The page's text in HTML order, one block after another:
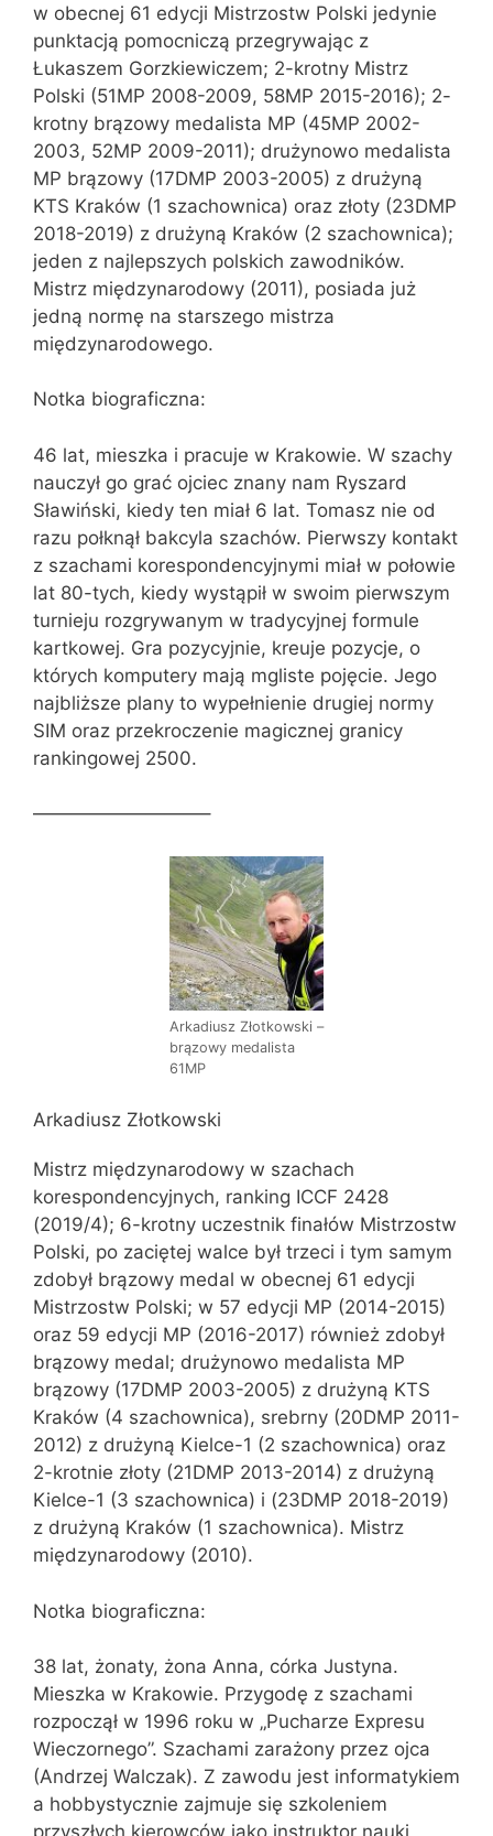
w obecnej 61 edycji Mistrzostw Polski jedynie
punktacją pomocniczą przegrywając z
Łukaszem Gorzkiewiczem; 2-krotny Mistrz
Polski (51MP 2008-2009, 58MP 2015-2016); 2-
krotny brązowy medalista MP (45MP 2002-
2003, 52MP 2009-2011); drużynowo medalista
MP brązowy (17DMP 2003-2005) z drużyną
KTS Kraków (1 szachownica) oraz złoty (23DMP
2018-2019) z drużyną Kraków (2 szachownica);
jeden z najlepszych polskich zawodników.
Mistrz międzynarodowy (2011), posiada już
jedną normę na starszego mistrza
międzynarodowego.
Notka biograficzna:
46 lat, mieszka i pracuje w Krakowie. W szachy
nauczył go grać ojciec znany nam Ryszard
Sławiński, kiedy ten miał 6 lat. Tomasz nie od
razu połknął bakcyla szachów. Pierwszy kontakt
z szachami korespondencyjnymi miał w połowie
lat 80-tych, kiedy wystąpił w swoim pierwszym
turnieju rozgrywanym w tradycyjnej formule
kartkowej. Gra pozycyjnie, kreuje pozycje, o
których komputery mają mgliste pojęcie. Jego
najbliższe plany to wypełnienie drugiej normy
SIM oraz przekroczenie magicznej granicy
rankingowej 2500.
—————————–
Arkadiusz Złotkowski –
brązowy medalista
61MP
Arkadiusz Złotkowski
Mistrz międzynarodowy w szachach
korespondencyjnych, ranking ICCF 2428
(2019/4); 6-krotny uczestnik finałów Mistrzostw
Polski, po zaciętej walce był trzeci i tym samym
zdobył brązowy medal w obecnej 61 edycji
Mistrzostw Polski; w 57 edycji MP (2014-2015)
oraz 59 edycji MP (2016-2017) również zdobył
brązowy medal; drużynowo medalista MP
brązowy (17DMP 2003-2005) z drużyną KTS
Kraków (4 szachownica), srebrny (20DMP 2011-
2012) z drużyną Kielce-1 (2 szachownica) oraz
2-krotnie złoty (21DMP 2013-2014) z drużyną
Kielce-1 (3 szachownica) i (23DMP 2018-2019)
z drużyną Kraków (1 szachownica). Mistrz
międzynarodowy (2010).
Notka biograficzna:
38 lat, żonaty, żona Anna, córka Justyna.
Mieszka w Krakowie. Przygodę z szachami
rozpoczął w 1996 roku w „Pucharze Expresu
Wieczornego”. Szachami zarażony przez ojca
(Andrzej Walczak). Z zawodu jest informatykiem
a hobbystycznie zajmuje się szkoleniem